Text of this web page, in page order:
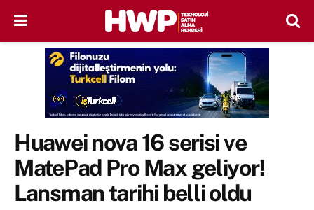
Huawei nova 16 serisi ve
MatePad Pro Max geliyor!
Lansman tarihi belli oldu